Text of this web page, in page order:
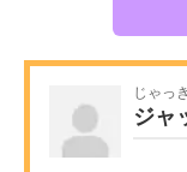
じゃっ
ジャ